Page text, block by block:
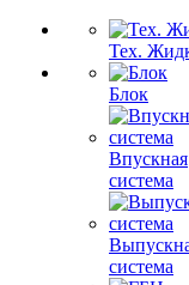
Тех.
Блок
Впускная
система
система